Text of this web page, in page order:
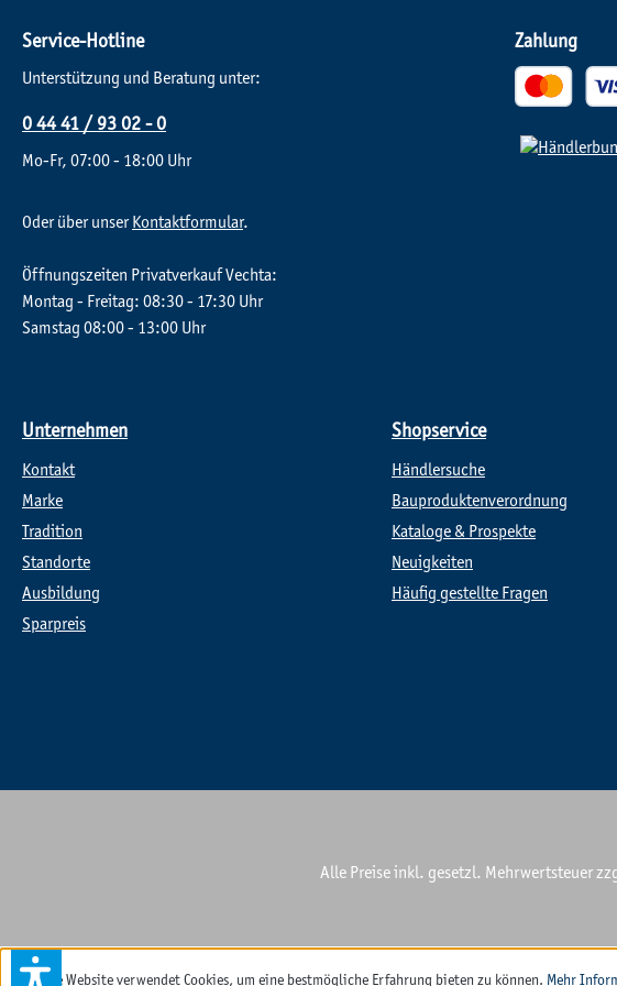
Service-Hotline
Unterstützung und Beratung unter:
0 44 41 / 93 02 - 0
Mo-Fr, 07:00 - 18:00 Uhr
Oder über unser Kontaktformular.
Öffnungszeiten Privatverkauf Vechta:
Montag - Freitag: 08:30 - 17:30 Uhr
Samstag 08:00 - 13:00 Uhr
Zahlung
Unternehmen
Kontakt
Marke
Tradition
Standorte
Ausbildung
Sparpreis
Shopservice
Händlersuche
Bauproduktenverordnung
Kataloge & Prospekte
Neuigkeiten
Häufig gestellte Fragen
Alle Preise inkl. gesetzl. Mehrwertsteuer
Diese Website verwendet Cookies, um eine bestmögliche Erfahrung bieten zu können. Mehr